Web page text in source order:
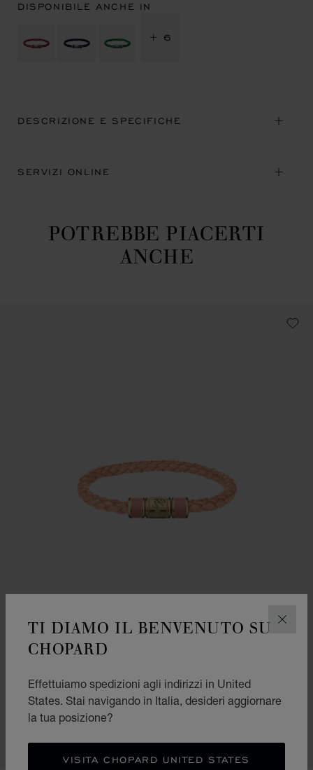
TI DIAMO IL BENVENUTO SU
CHOPARD
Effettuiamo spedizioni agli indirizzi in United
States. Stai navigando in Italia, desideri aggiornare
la tua posizione?
VISITA CHOPARD UNITED STATES
DISPONIBILE ANCHE IN
+ 6
DESCRIZIONE E SPECIFICHE
SERVIZI ONLINE
POTREBBE PIACERTI
ANCHE
BRACCIALE SIGNATURE
PELLE COLOR PESCA – METALLO DORATO ANTICATO
€ 378